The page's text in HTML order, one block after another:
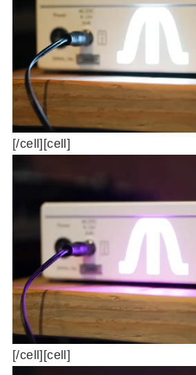
[/cell][cell]
[/cell][cell]